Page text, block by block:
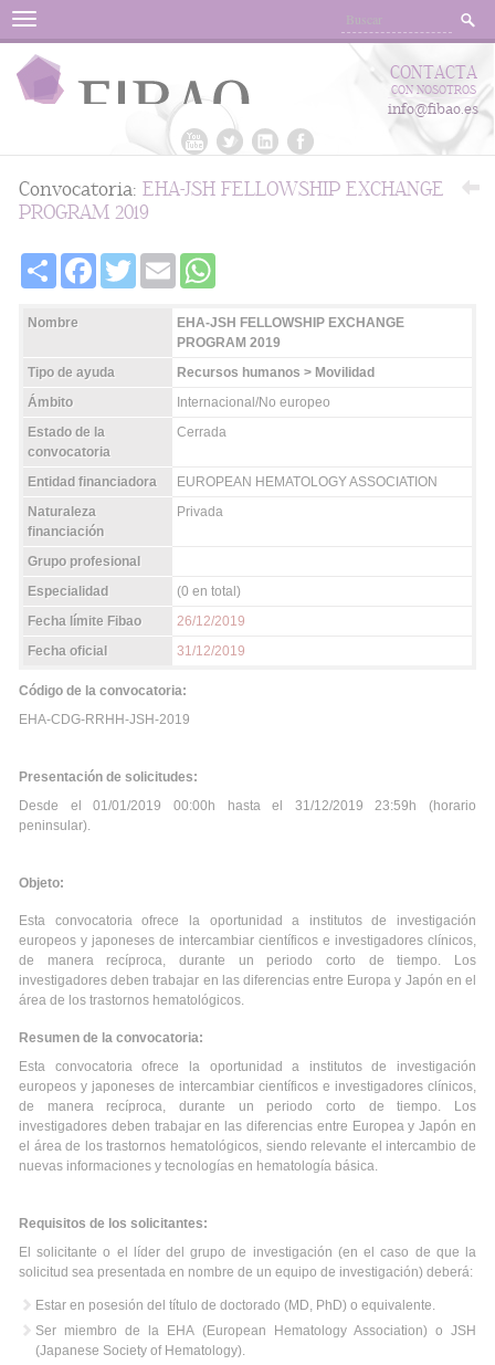
Menu
CONTACTA
CON NOSOTROS
info@fibao.es
Convocatoria: EHA-JSH FELLOWSHIP EXCHANGE
PROGRAM 2019
Share FacebookTwitter Email
Nombre
EHA-JSH FELLOWSHIP EXCHANGE
PROGRAM 2019
Tipo de ayuda
Recursos humanos > Movilidad
Ámbito
Internacional/No europeo
Estado de la
convocatoria
Cerrada
Entidad financiadora
EUROPEAN HEMATOLOGY ASSOCIATION
Naturaleza
financiación
Privada
Grupo profesional
Especialidad
(0 en total)
Fecha límite Fibao
26/12/2019
Fecha oficial
31/12/2019
Código de la convocatoria:
EHA-CDG-RRHH-JSH-2019
Presentación de solicitudes:
Desde el 01/01/2019 00:00h hasta el 31/12/2019 23:59h (horario
peninsular).
Objeto:
Esta convocatoria ofrece la oportunidad a institutos de investigación
europeos y japoneses de intercambiar científicos e investigadores clínicos,
de manera recíproca, durante un periodo corto de tiempo. Los
investigadores deben trabajar en las diferencias entre Europa y Japón en el
área de los trastornos hematológicos.
Resumen de la convocatoria:
Esta convocatoria ofrece la oportunidad a institutos de investigación
europeos y japoneses de intercambiar científicos e investigadores clínicos,
de manera recíproca, durante un periodo corto de tiempo. Los
investigadores deben trabajar en las diferencias entre Europea y Japón en
el área de los trastornos hematológicos, siendo relevante el intercambio de
nuevas informaciones y tecnologías en hematología básica.
Requisitos de los solicitantes:
El solicitante o el líder del grupo de investigación (en el caso de que la
solicitud sea presentada en nombre de un equipo de investigación) deberá:
Estar en posesión del título de doctorado (MD, PhD) o equivalente.
Ser miembro de la EHA (European Hematology Association) o JSH
(Japanese Society of Hematology).